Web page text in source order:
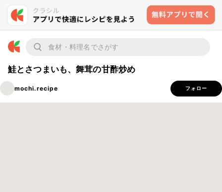
鮭とさつまいも、舞茸の甘酢炒め
mochi.recipe フォロー